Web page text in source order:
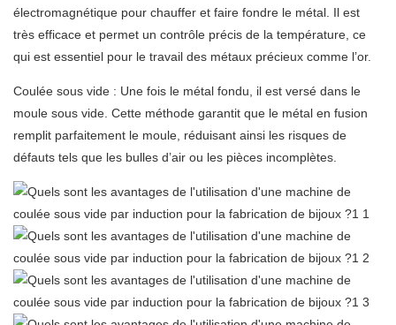
électromagnétique pour chauffer et faire fondre le métal. Il est
très efficace et permet un contrôle précis de la température, ce
qui est essentiel pour le travail des métaux précieux comme l’or.
Coulée sous vide : Une fois le métal fondu, il est versé dans le
moule sous vide. Cette méthode garantit que le métal en fusion
remplit parfaitement le moule, réduisant ainsi les risques de
défauts tels que les bulles d’air ou les pièces incomplètes.